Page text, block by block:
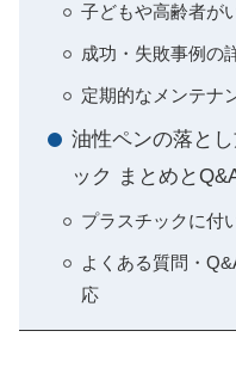
子どもや高齢者が
成功・失敗事例の
定期的なメンテナ
油性ペンの落と
ック まとめと
プラスチックに付
よくある質問・
応